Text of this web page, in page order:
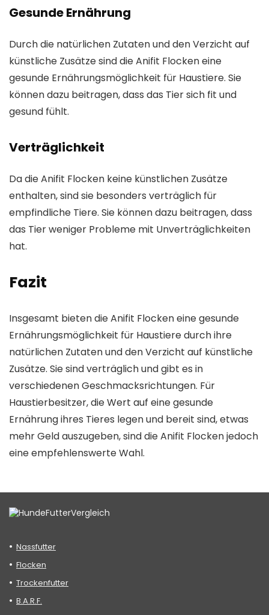
Gesunde Ernährung
Durch die natürlichen Zutaten und den Verzicht auf
künstliche Zusätze sind die Anifit Flocken eine
gesunde Ernährungsmöglichkeit für Haustiere. Sie
können dazu beitragen, dass das Tier sich fit und
gesund fühlt.
Verträglichkeit
Da die Anifit Flocken keine künstlichen Zusätze
enthalten, sind sie besonders verträglich für
empfindliche Tiere. Sie können dazu beitragen, dass
das Tier weniger Probleme mit Unverträglichkeiten
hat.
Fazit
Insgesamt bieten die Anifit Flocken eine gesunde
Ernährungsmöglichkeit für Haustiere durch ihre
natürlichen Zutaten und den Verzicht auf künstliche
Zusätze. Sie sind verträglich und gibt es in
verschiedenen Geschmacksrichtungen. Für
Haustierbesitzer, die Wert auf eine gesunde
Ernährung ihres Tieres legen und bereit sind, etwas
mehr Geld auszugeben, sind die Anifit Flocken jedoch
eine empfehlenswerte Wahl.
Nassfutter
Flocken
Trockenfutter
B.A.R.F.